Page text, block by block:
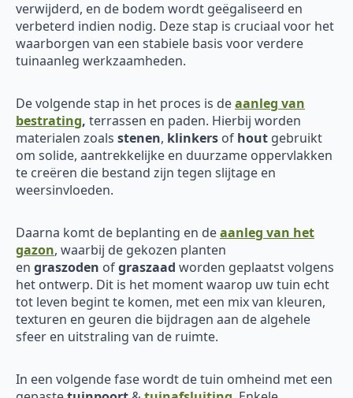
verwijderd, en de bodem wordt geëgaliseerd en
verbeterd indien nodig. Deze stap is cruciaal voor het
waarborgen van een stabiele basis voor verdere
tuinaanleg werkzaamheden.
De volgende stap in het proces is deaanleg van
bestrating, terrassen en paden. Hierbij worden
materialen zoals stenen, klinkers of hout gebruikt
om solide, aantrekkelijke en duurzame oppervlakken
te creëren die bestand zijn tegen slijtage en
weersinvloeden.
Daarna komt de beplanting en deaanleg van het
gazon, waarbij de gekozen planten
en graszoden ofgraszaad worden geplaatst volgens
het ontwerp. Dit is het moment waarop uw tuin echt
tot leven begint te komen, met een mix van kleuren,
texturen en geuren die bijdragen aan de algehele
sfeer en uitstraling van de ruimte.
In een volgende fase wordt de tuin omheind met een